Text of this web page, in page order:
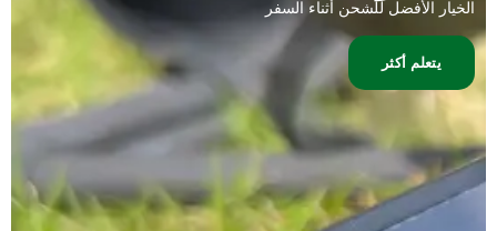
الخيار الأفضل للشحن أثناء السفر
يتعلم أكثر